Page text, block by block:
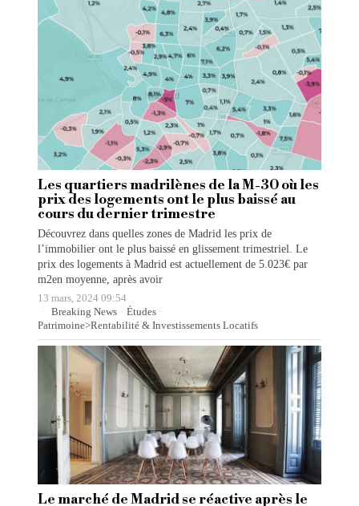
Les quartiers madrilènes de la M-30 où les
prix des logements ont le plus baissé au
cours du dernier trimestre
Découvrez dans quelles zones de Madrid les prix de
l’immobilier ont le plus baissé en glissement trimestriel. Le
prix des logements à Madrid est actuellement de 5.023€ par
m2en moyenne, après avoir
13 mars, 2024 09:54
Breaking News · Études ·
Patrimoine>Rentabilité & Investissements Locatifs
Le marché de Madrid se réactive après le